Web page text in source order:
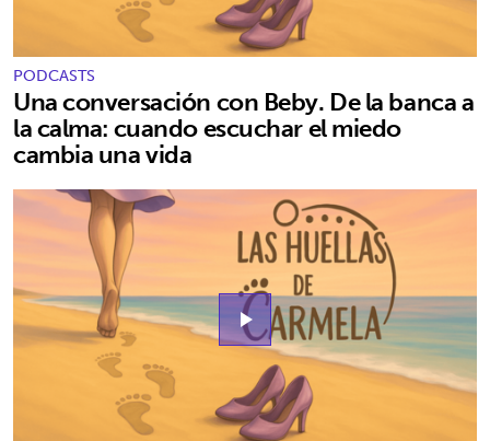
PODCASTS
Una conversación con Beby. De la banca a
la calma: cuando escuchar el miedo
cambia una vida
play_arrow